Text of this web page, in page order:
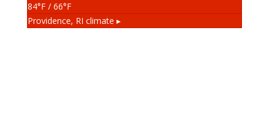
84°F/ 66°F
Providence, RI climate ▸